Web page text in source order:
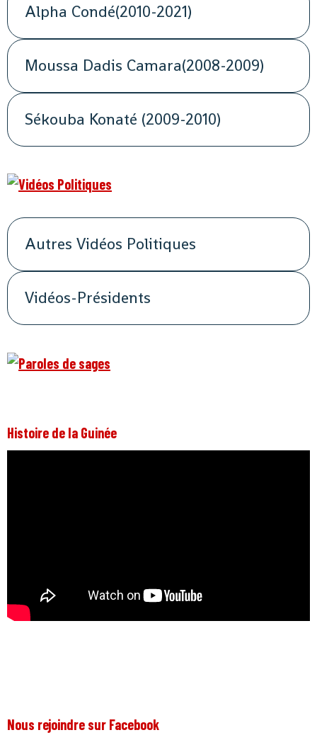
Alpha Condé(2010-2021)
Moussa Dadis Camara(2008-2009)
Sékouba Konaté (2009-2010)
Autres Vidéos Politiques
Vidéos-Présidents
Histoire de la Guinée
Nous rejoindre sur Facebook